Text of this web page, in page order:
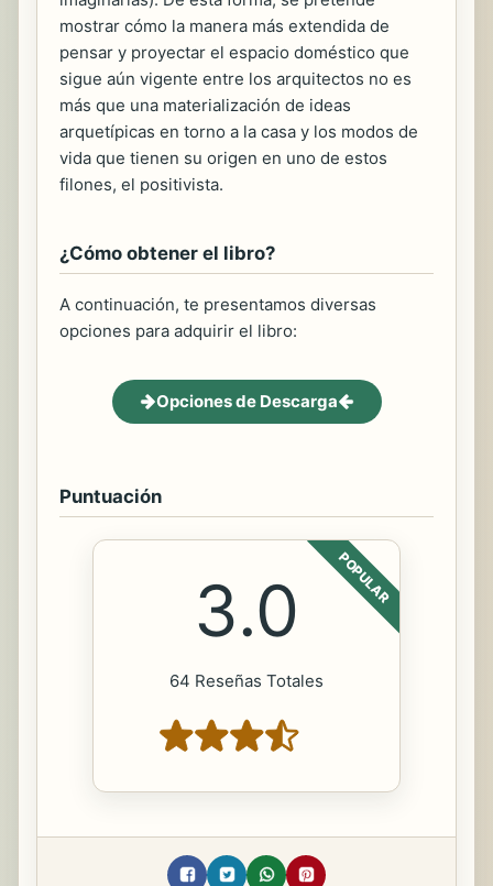
mostrar cómo la manera más extendida de
pensar y proyectar el espacio doméstico que
sigue aún vigente entre los arquitectos no es
más que una materialización de ideas
arquetípicas en torno a la casa y los modos de
vida que tienen su origen en uno de estos
filones, el positivista.
¿Cómo obtener el libro?
A continuación, te presentamos diversas
opciones para adquirir el libro:
Opciones de Descarga
Puntuación
POPULAR
3.0
64 Reseñas Totales